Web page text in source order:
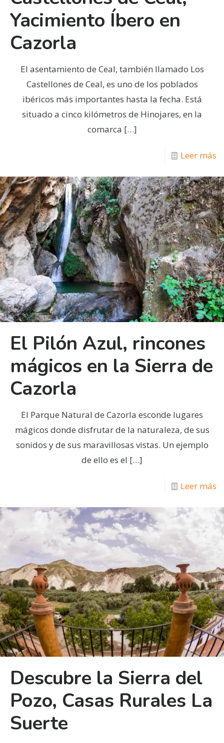
Yacimiento Íbero en
Cazorla
El asentamiento de Ceal, también llamado Los
Castellones de Ceal, es uno de los poblados
ibéricos más importantes hasta la fecha. Está
situado a cinco kilómetros de Hinojares, en la
comarca […]
Leer más
El Pilón Azul, rincones
mágicos en la Sierra de
Cazorla
El Parque Natural de Cazorla esconde lugares
mágicos donde disfrutar de la naturaleza, de sus
sonidos y de sus maravillosas vistas. Un ejemplo
de ello es el […]
Leer más
Descubre la Sierra del
Pozo, Casas Rurales La
Suerte